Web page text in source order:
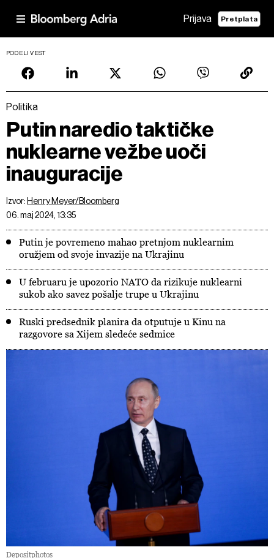
Prijava Pretplata
PODELI VEST
Politika
Putin naredio taktičke
nuklearne vežbe uoči
inauguracije
Izvor: Henry Meyer/Bloomberg
06. maj 2024, 13:35
Putin je povremeno mahao pretnjom nuklearnim
oružjem od svoje invazije na Ukrajinu
U februaru je upozorio NATO da rizikuje nuklearni
sukob ako savez pošalje trupe u Ukrajinu
Ruski predsednik planira da otputuje u Kinu na
razgovore sa Xijem sledeće sedmice
Depositphotos